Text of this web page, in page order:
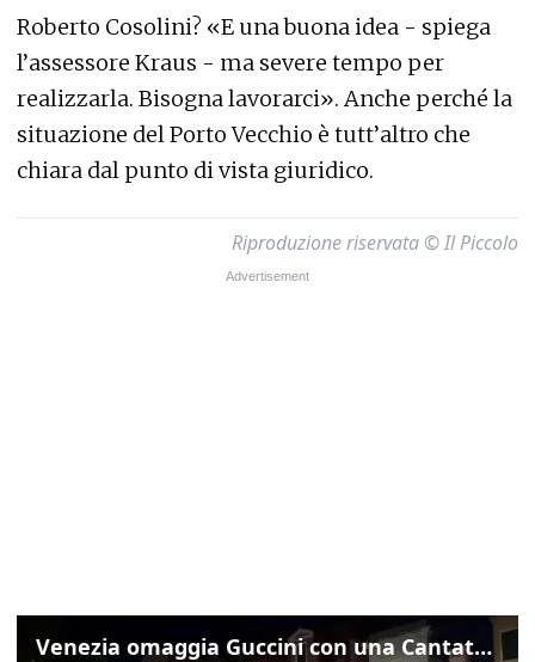
Roberto Cosolini? «E una buona idea - spiega
l’assessore Kraus - ma severe tempo per
realizzarla. Bisogna lavorarci». Anche perché la
situazione del Porto Vecchio è tutt’altro che
chiara dal punto di vista giuridico.
Riproduzione riservata © Il Piccolo
Venezia omaggia Guccini con una Cantata Anarchica in campo Santa Margherita